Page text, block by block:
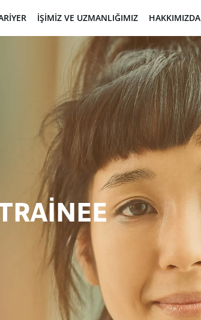
İŞIMIZ VE UZMANLIĞIMIZ HAKKIMIZDA